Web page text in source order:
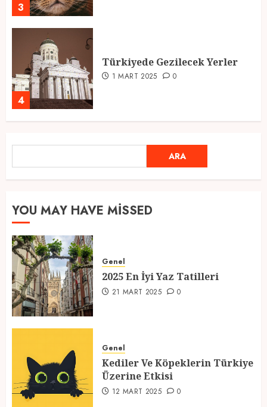
3
4
Türkiyede Gezilecek Yerler
1 MART 2025 0
Ramazan Ayı 2025: Manevi
Atmosfer ve Özel Hazırlıklar
1
21 MART 2025
2
Üzerine Etkisi
12 MART 2025 0
ARA
YOU MAY HAVE MISSED
Genel
2025 En İyi Yaz Tatilleri
21 MART 2025 0
Genel
Kediler Ve Köpeklerin Türkiye
Üzerine Etkisi
12 MART 2025 0